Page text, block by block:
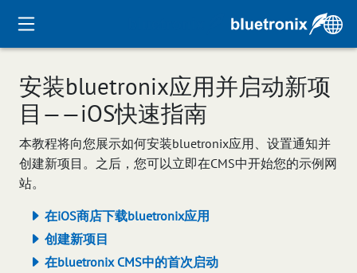
安装bluetronix应用并启动新项
目——iOS快速指南
本教程将向您展示如何安装bluetronix应用、设置通知并
创建新项目。之后，您可以立即在CMS中开始您的示例网
站。
在iOS商店下载bluetronix应用
创建新项目
在bluetronix CMS中的首次启动